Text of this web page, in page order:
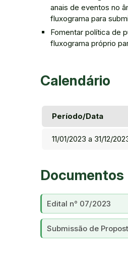
anais de eventos no
fluxograma para
Fomentar política de
fluxograma próprio
Calendário
Período/Data
11/01/2023 a 31/12/
Documentos
Edital n° 07/2023
Submissão de